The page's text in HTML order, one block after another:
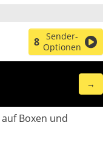
8 Sender-
Optionen
→
Boxen und